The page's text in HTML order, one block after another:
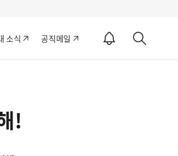
소식 공직메일
알
ON
세
!